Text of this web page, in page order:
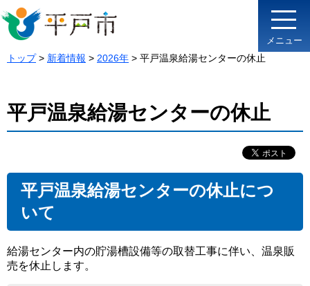
メニュー
トップ> 新着情報 > 2026年 > 平戸温泉給湯センターの休止
平戸温泉給湯センターの休止
平戸温泉給湯センターの休止につ
いて
給湯センター内の貯湯槽設備等の取替工事に伴い、温泉販
売を休止します。